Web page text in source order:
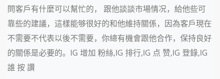
問客戶有什麼可以幫忙的， 跟他談談市場情况，給他些可
靠些的建議，這樣能够很好的和他維持關係，因為客戶現在
不需要不代表以後不需要，你總有機會跟他合作，保持良好
的關係是必要的。IG 增加 粉絲,IG 排行,IG 点 赞,IG 登錄,IG
誰 按 讚